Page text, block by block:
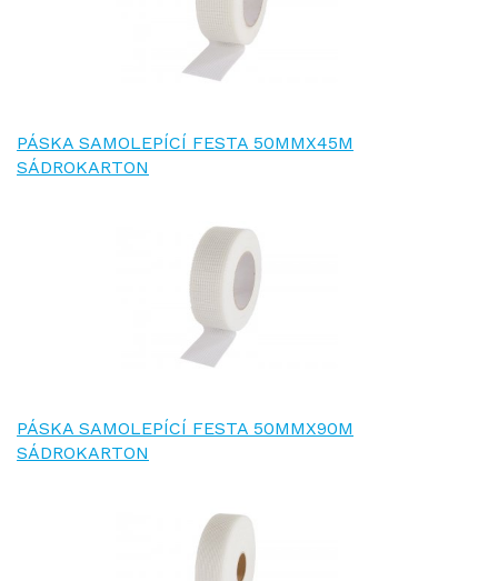
PÁSKA SAMOLEPÍCÍ FESTA 50MMX45M
SÁDROKARTON
PÁSKA SAMOLEPÍCÍ FESTA 50MMX90M
SÁDROKARTON